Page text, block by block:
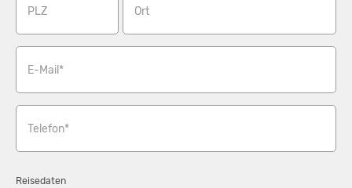
PLZ Ort
E-Mail*
Telefon*
Reisedaten